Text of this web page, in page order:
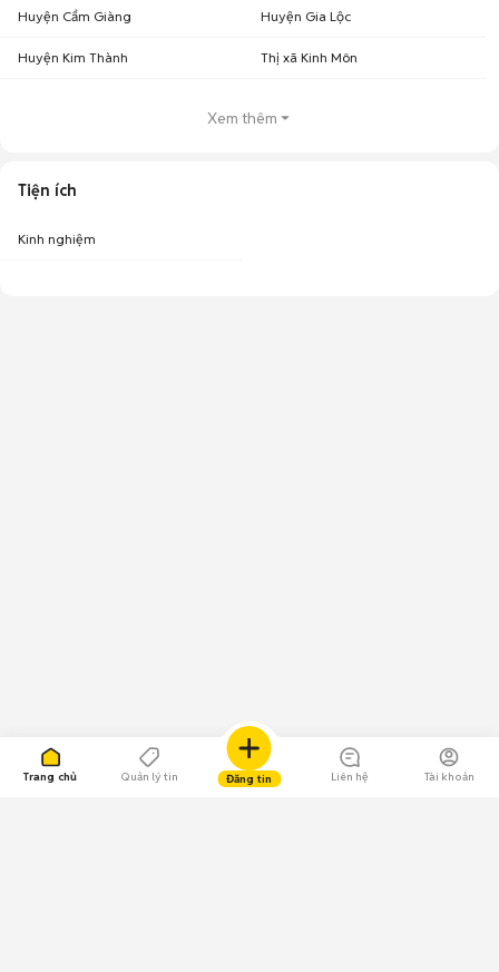
Trang chủ Quản lý tin Đăng tin Liên hệ Tài khoản
Huyện Cẩm Giàng Huyện Gia Lộc
Huyện Kim Thành Thị xã Kinh Môn
Xem thêm
Tiện ích
Kinh nghiệm